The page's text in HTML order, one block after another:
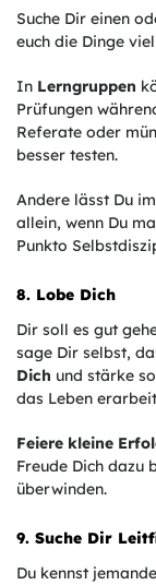
Suche Dir einen
euch die Dinge
In Lerngruppen
Prüfungen
Referate oder
besser testen.
Andere lässt Du
allein, wenn Du
Punkto
8. Lobe Dich
Dir soll es gut
sage Dir selbst,
Dich und stärke
das Leben
Feiere kleine
Freude Dich dazu
überwinden.
9. Suche Dir
Du kennst